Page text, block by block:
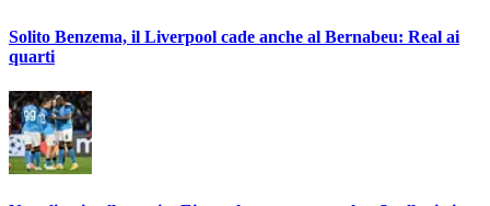
Solito Benzema, il Liverpool cade anche al Bernabeu: Real ai
quarti